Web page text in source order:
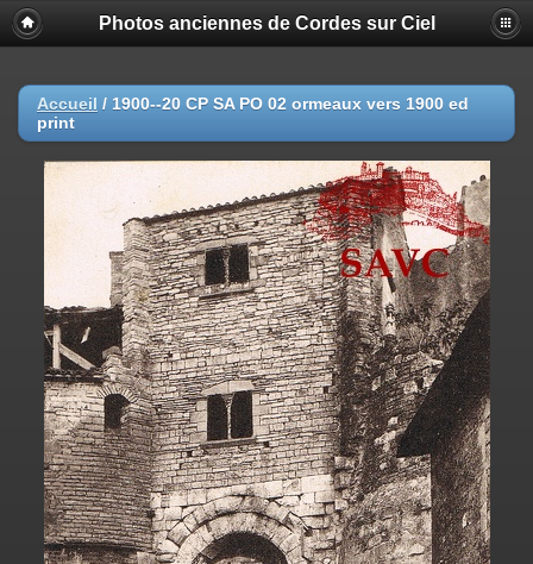
Photos anciennes de Cordes sur Ciel
Accueil / 1900--20 CP SA PO 02 ormeaux vers 1900 ed
print